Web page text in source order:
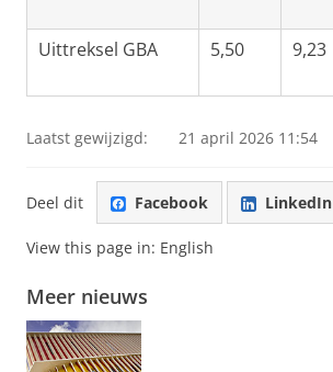
Uittreksel GBA 5,50 9,23
Laatst gewijzigd: 21 april 2026 11:54
Deel dit Facebook LinkedIn
View this page in: English
Meer nieuws